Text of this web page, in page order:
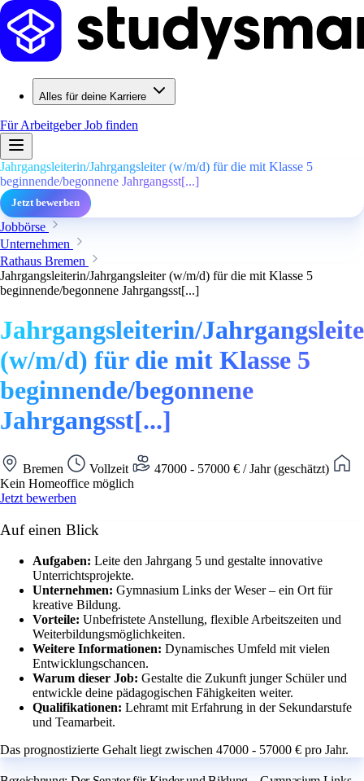
Alles für deine Karriere
Für ArbeitgeberJob finden
Jahrgangsleiterin/Jahrgangsleiter (w/m/d) für die mit Klasse 5
beginnende/begonnene Jahrgangsst[...]
Jetzt bewerben
Jobbörse
Unternehmen
Rathaus Bremen
Jahrgangsleiterin/Jahrgangsleiter (w/m/d) für die mit Klasse 5
beginnende/begonnene Jahrgangsst[...]
Jahrgangsleiterin/
(w/m/d) für die mit Klasse 5
beginnende/begonnene
Jahrgangsst[...]
Bremen Vollzeit
47000 - 57000 € / Jahr (geschätzt)
Kein Homeoffice möglich
Jetzt bewerben
Auf einen Blick
Aufgaben: Leite den Jahrgang 5 und gestalte innovative
Unterrichtsprojekte.
Unternehmen: Gymnasium Links der Weser – ein Ort für
kreative Bildung.
Vorteile: Unbefristete Anstellung, flexible Arbeitszeiten und
Weiterbildungsmöglichkeiten.
Weitere Informationen: Dynamisches Umfeld mit vielen
Entwicklungschancen.
Warum dieser Job: Gestalte die Zukunft junger Schüler und
entwickle deine pädagogischen Fähigkeiten weiter.
Qualifikationen: Lehramt mit Erfahrung in der Sekundarstufe
und Teamarbeit.
Das prognostizierte Gehalt liegt zwischen 47000 - 57000 € pro Jahr.